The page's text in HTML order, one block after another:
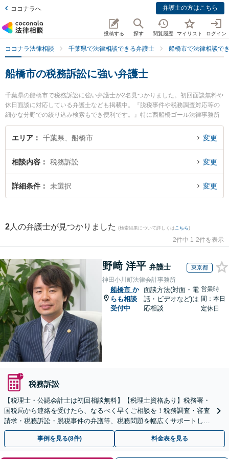
ココナラへ 弁護士の方はこちら
投稿する 探す 閲覧履歴 マイリスト ログイン
ココナラ法律相談 千葉県で法律相談できる弁護士 船橋市で法律相談で
船橋市の税務訴訟に強い弁護士
千葉県の船橋市で税務訴訟に強い弁護士が2名見つかりました。初回面談無料や
休日面談に対応している弁護士なども掲載中。『脱税事件や税務調査対応等の
細かな分野での絞り込み検索もでき便利です。』特に西船橋ゴール法律事務所
の田中 隼斗弁護士や津田沼総合法律事務所の伏見 宗弘弁護士のプロフィール情
報や弁護士費用、強みなどが注目されています。『船橋市で土日や夜間に発生
法律相談できる船橋市内の弁護士に相談予約したい』などでお困りの相談者さ
んにおすすめです。
エリア 千葉県、船橋市 変更
相談内容 税務訴訟 変更
詳細条件 未選択 変更
2 人の弁護士が見つかりました (検索結果について詳しくは こちら)
2件中 1-2件を表示
野﨑 洋平 弁護士 東京都
神田小川町法律会計事務所
船橋市 か
らも相談
受付中
面談方法(対面・電
話・ビデオなど)は
応相談
営業時
間：本日
定休日
税務訴訟
【税理士・公認会計士は初回相談無料】【税理士資格あり】税務署・
国税局から連絡を受けたら、なるべく早くご相談を！税務調査・審査
請求・税務訴訟・脱税事件の弁護等、税務問題を幅広くサポートしま
す【電話受付：平日10時～21時】【税務調査に注力】
事例を見る(8件) 料金表を見る